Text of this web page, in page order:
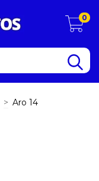
0
> Aro 14